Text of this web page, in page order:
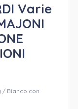
Varie
/ Bianco con